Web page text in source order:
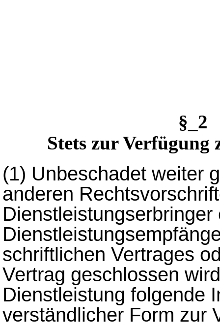
§_2
Stets zur Verfügung
(1) Unbeschadet weiter
anderen
Dienstleistungserbringer
schriftlichen Vertrages
Vertrag geschlossen
Dienstleistung folgende
verständlicher Form zur